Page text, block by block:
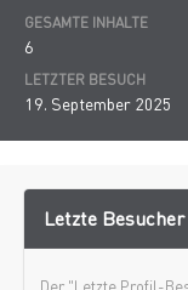
GESAMTE INHALTE
6
LETZTER BESUCH
19. September 2025
Letzte
Der "Letzte Profil-